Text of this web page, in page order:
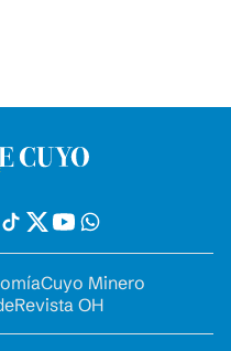
Cuyo Minero
Revista OH